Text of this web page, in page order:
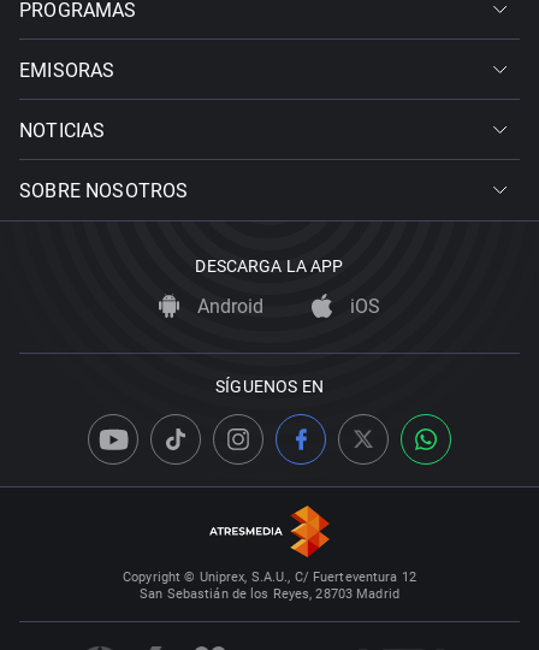
PROGRAMAS
EMISORAS
NOTICIAS
SOBRE NOSOTROS
DESCARGA LA APP
Android iOS
SÍGUENOS EN
Copyright © Uniprex, S.A.U., C/ Fuerteventura 12
San Sebastián de los Reyes, 28703 Madrid